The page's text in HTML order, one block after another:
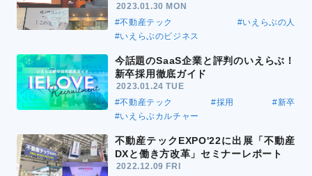
2023.01.30 MON
#不動産テック
#いえらぶの人
#いえらぶのビジネス
今話題のSaaS企業と評判のいえらぶ！
新卒採用徹底ガイド
2023.01.24 TUE
#不動産テック
#採用
#新卒
#いえらぶカルチャー
不動産テックEXPO'22に出展「不動産
DXと働き方改革」セミナーレポート
2022.12.09 FRI